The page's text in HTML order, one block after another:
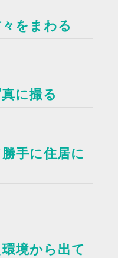
をまわる
に撮る
手に住居に
境から出て